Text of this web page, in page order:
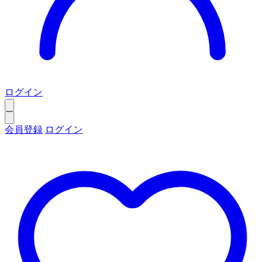
ログイン
会員登録 ログイン